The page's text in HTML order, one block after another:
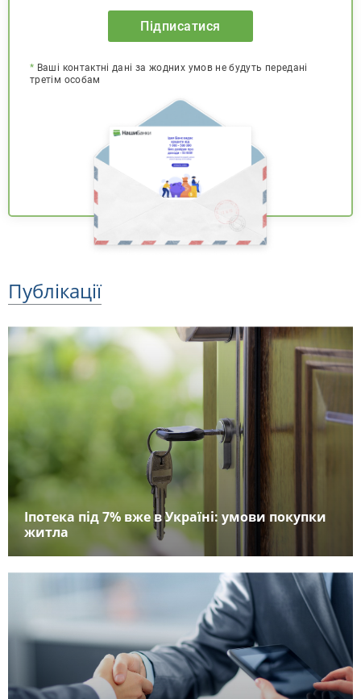
Підписатися
* Ваші контактні дані за жодних умов не будуть передані
третім особам
Публікації
Іпотека під 7% вже в Україні: умови покупки
житла